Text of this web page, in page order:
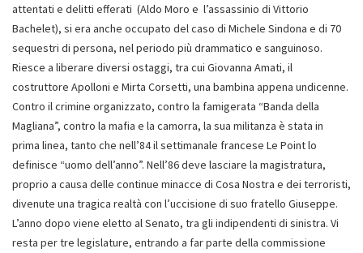
attentati e delitti efferati (Aldo Moro e l’assassinio di Vittorio
Bachelet), si era anche occupato del caso di Michele Sindona e di 70
sequestri di persona, nel periodo più drammatico e sanguinoso.
Riesce a liberare diversi ostaggi, tra cui Giovanna Amati, il
costruttore Apolloni e Mirta Corsetti, una bambina appena undicenne.
Contro il crimine organizzato, contro la famigerata “Banda della
Magliana”, contro la mafia e la camorra, la sua militanza è stata in
prima linea, tanto che nell’84 il settimanale francese Le Point lo
definisce “uomo dell’anno”. Nell’86 deve lasciare la magistratura,
proprio a causa delle continue minacce di Cosa Nostra e dei terroristi,
divenute una tragica realtà con l’uccisione di suo fratello Giuseppe.
L’anno dopo viene eletto al Senato, tra gli indipendenti di sinistra. Vi
resta per tre legislature, entrando a far parte della commissione